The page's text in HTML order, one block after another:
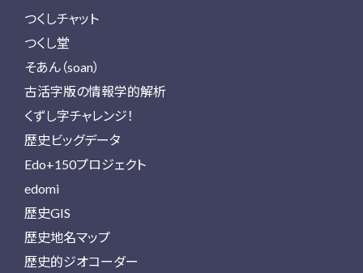
つくしチャット
つくし堂
そあん（soan）
古活字版の情報学的解析
くずし字チャレンジ！
歴史ビッグデータ
Edo+150プロジェクト
edomi
歴史GIS
歴史地名マップ
歴史的ジオコーダー